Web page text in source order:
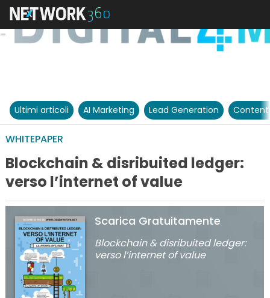
Ultimi articoli AI Marketing Lead Generation
WHITEPAPER
Blockchain & disribuited ledger:
verso l’internet of value
Scarica Gratuitamente
Blockchain & disribuited ledger:
verso l’internet of value